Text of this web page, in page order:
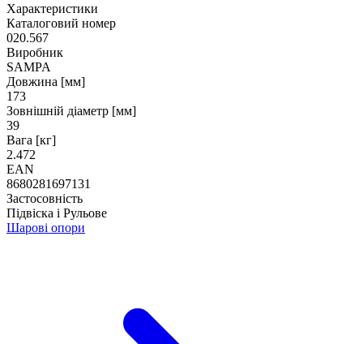
Характеристики
Каталоговий номер
020.567
Виробник
SAMPA
Довжина [мм]
173
Зовнішній діаметр [мм]
39
Вага [кг]
2.472
EAN
8680281697131
Застосовність
Підвіска і Рульове
Шарові опори